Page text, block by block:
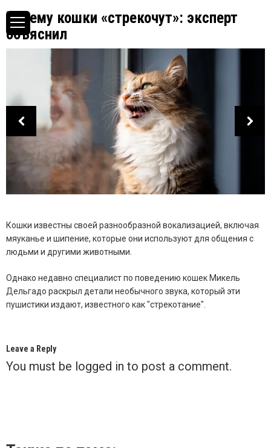
Почему кошки «стрекочут»: эксперт
объяснил
Кошки известны своей разнообразной вокализацией, включая
мяуканье и шипение, которые они используют для общения с
людьми и другими животными.
Однако недавно специалист по поведению кошек Микель
Дельгадо раскрыл детали необычного звука, который эти
пушистики издают, известного как "стрекотание".
Leave a Reply
You must be logged in to post a comment.